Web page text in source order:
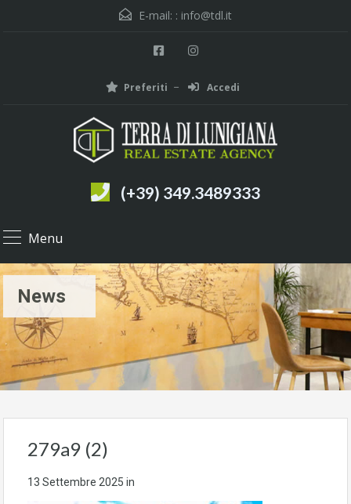
E-mail: : info@tdl.it
Preferiti Accedi
(+39) 349.3489333
Menu
News
279a9 (2)
13 Settembre 2025 in